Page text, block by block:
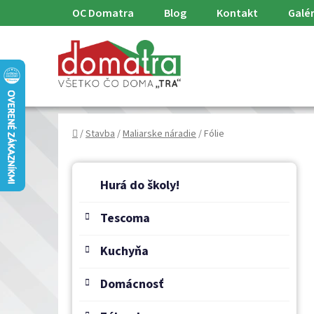
na
OC Domatra Blog Kontakt
Domov
/Stavba/Maliarske náradie/Fólie
B
Preskočiť
kategórie
K
Hurá do školy!
Tescoma
Kuchyňa
Domácnosť